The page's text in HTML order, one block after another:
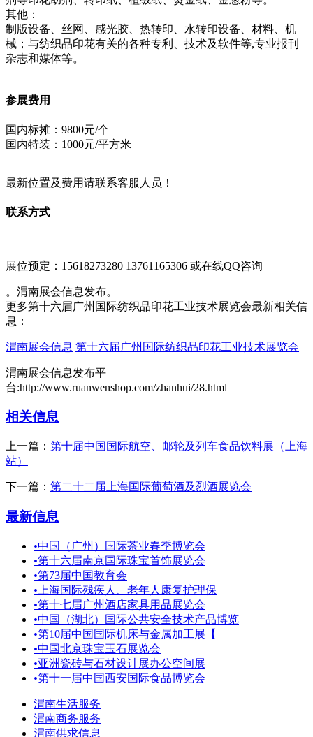
其他：
制版设备、丝网、感光胶、热转印、水转印设备、材料、机
械；与纺织品印花有关的各种专利、技术及软件等,专业报刊
杂志和媒体等。
参展费用
国内标摊：9800元/个
国内特装：1000元/平方米
最新位置及费用请联系客服人员！
联系方式
展位预定：15618273280 13761165306 或在线QQ咨询
。渭南展会信息发布。
更多第十六届广州国际纺织品印花工业技术展览会最新相关信
息：
渭南展会信息 第十六届广州国际纺织品印花工业技术展览会
渭南展会信息发布平
台:http://www.ruanwenshop.com/zhanhui/28.html
相关信息
上一篇： 第十届中国国际航空、邮轮及列车食品饮料展（上海
站）
下一篇： 第二十二届上海国际葡萄酒及烈酒展览会
最新信息
•中国（广州）国际茶业春季博览会
•第十六届南京国际珠宝首饰展览会
•第73届中国教育会
• 上海国际残疾人、老年人康复护理保
•第十七届广州酒店家具用品展览会
•中国（湖北）国际公共安全技术产品博览
•第10届中国国际机床与金属加工展【
•中国北京珠宝玉石展览会
•亚洲瓷砖与石材设计展办公空间展
•第十一届中国西安国际食品博览会
渭南生活服务
渭南商务服务
渭南供求信息